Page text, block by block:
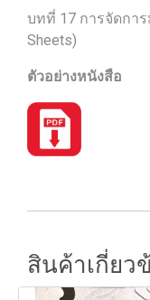
บทที่ 17 การจัดกา
Sheets)
ตัวอย่างหนังสือ
สินค้าเกี่ยว